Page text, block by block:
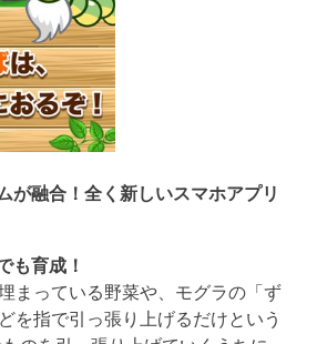
が融合！全く新しいスマホアプリ
も育成！
まっている野菜や、モグラの「ず
を指で引っ張り上げるだけという